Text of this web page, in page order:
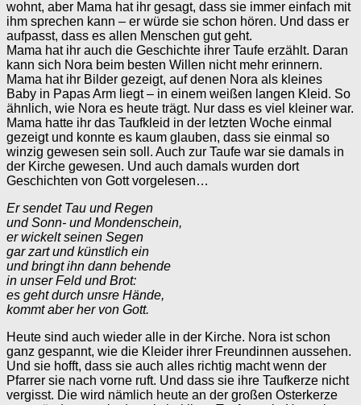
wohnt, aber Mama hat ihr gesagt, dass sie immer einfach mit
ihm sprechen kann – er würde sie schon hören. Und dass er
aufpasst, dass es allen Menschen gut geht.
Mama hat ihr auch die Geschichte ihrer Taufe erzählt. Daran
kann sich Nora beim besten Willen nicht mehr erinnern.
Mama hat ihr Bilder gezeigt, auf denen Nora als kleines
Baby in Papas Arm liegt – in einem weißen langen Kleid. So
ähnlich, wie Nora es heute trägt. Nur dass es viel kleiner war.
Mama hatte ihr das Taufkleid in der letzten Woche einmal
gezeigt und konnte es kaum glauben, dass sie einmal so
winzig gewesen sein soll. Auch zur Taufe war sie damals in
der Kirche gewesen. Und auch damals wurden dort
Geschichten von Gott vorgelesen…
Er sendet Tau und Regen
und Sonn- und Mondenschein,
er wickelt seinen Segen
gar zart und künstlich ein
und bringt ihn dann behende
in unser Feld und Brot:
es geht durch unsre Hände,
kommt aber her von Gott.
Heute sind auch wieder alle in der Kirche. Nora ist schon
ganz gespannt, wie die Kleider ihrer Freundinnen aussehen.
Und sie hofft, dass sie auch alles richtig macht wenn der
Pfarrer sie nach vorne ruft. Und dass sie ihre Taufkerze nicht
vergisst. Die wird nämlich heute an der großen Osterkerze